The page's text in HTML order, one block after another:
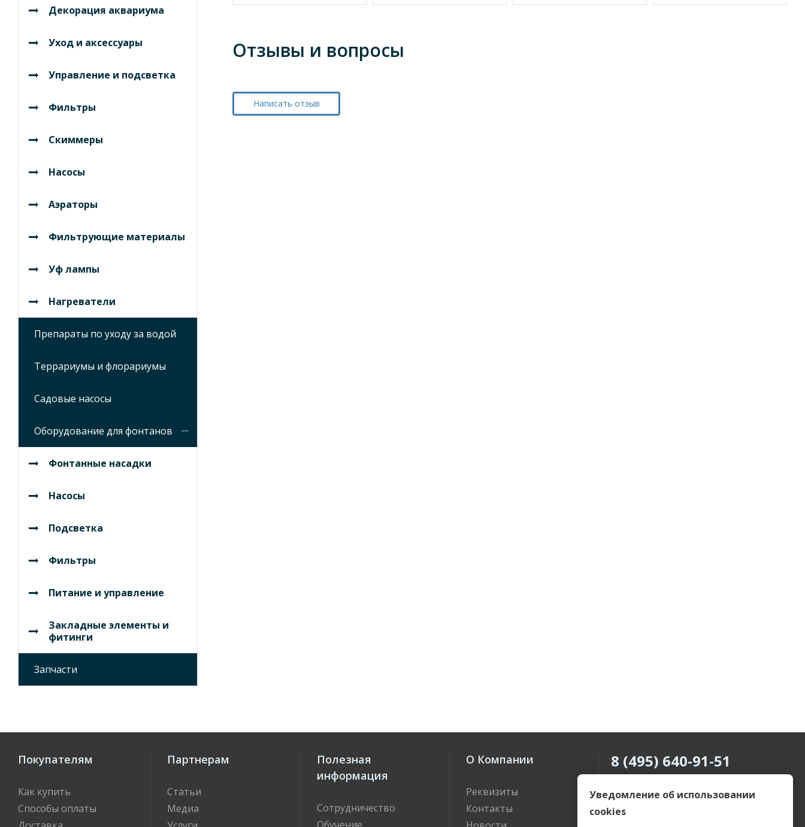
Декорация аквариума
Уход и аксессуары
Управление и подсветка
Фильтры
Скиммеры
Насосы
Аэраторы
Фильтрующие материалы
Уф лампы
Нагреватели
Препараты по уходу за водой
Террариумы и флорариумы
Садовые насосы
Оборудование для фонтанов
Фонтанные насадки
Насосы
Подсветка
Фильтры
Питание и управление
Закладные элементы и
фитинги
Запчасти
Отзывы и вопросы
Написать отзыв
Покупателям
Как купить
Способы оплаты
Партнерам
Статьи
Медиа
Полезная
информация
Сотрудничество
О Компании
Реквизиты
Контакты
8 (495) 640-91-51
8 (800) 505-69-55
Уведомление об использовании
cookies